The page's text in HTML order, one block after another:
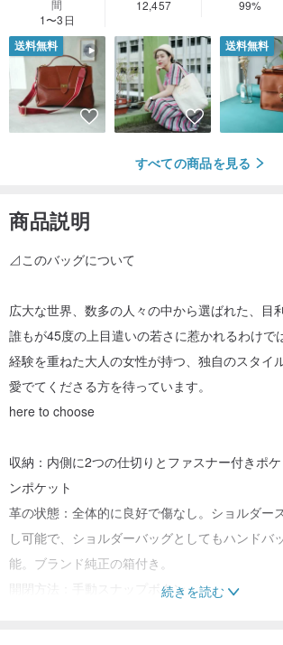
間
1〜3日
12,457
99%
送料無料 送料無料
すべての商品を見る
商品説明
⊿このバッグについて
広大な世界、数多の人々の中から選ばれた、目
誰もが45度の上目遣いの若さに惹かれるわけで
経験を重ねた大人の女性が持つ、独自のスタイ
愛でてくださる方を待っています。
here to choose
収納：内側に2つの仕切りとファスナー付きポ
ンポケット
革の状態：全体的に良好で傷なし。ショルダー
し可能で、ショルダーバッグとしてもハンドバ
能。ブランド純正の箱付き。
開閉方法：手動スナップボタン続きを読む